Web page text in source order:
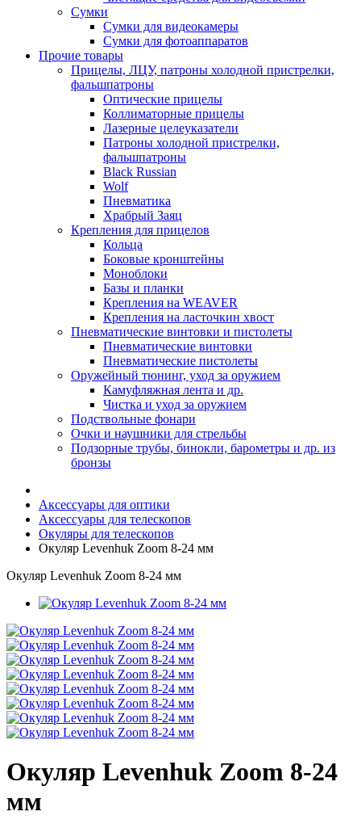
Сумки
Сумки для видеокамеры
Сумки для фотоаппаратов
Прочие товары
Прицелы, ЛЦУ, патроны холодной пристрелки,
фальшпатроны
Оптические прицелы
Коллиматорные прицелы
Лазерные целеуказатели
Патроны холодной пристрелки,
фальшпатроны
Black Russian
Wolf
Пневматика
Храбрый Заяц
Крепления для прицелов
Кольца
Боковые кронштейны
Моноблоки
Базы и планки
Крепления на WEAVER
Крепления на ласточкин хвост
Пневматические винтовки и пистолеты
Пневматические винтовки
Пневматические пистолеты
Оружейный тюнинг, уход за оружием
Камуфляжная лента и др.
Чистка и уход за оружием
Подствольные фонари
Очки и наушники для стрельбы
Подзорные трубы, бинокли, барометры и др. из
бронзы
Аксессуары для оптики
Аксессуары для телескопов
Окуляры для телескопов
Окуляр Levenhuk Zoom 8-24 мм
Окуляр Levenhuk Zoom 8-24 мм
Окуляр Levenhuk Zoom 8-24
мм